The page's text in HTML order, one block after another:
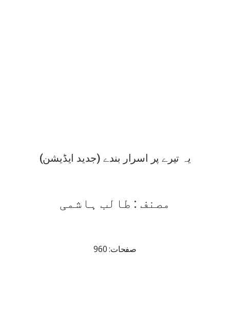
یہ تیرے پر اسرار بندے (جدید ایڈیشن)
مصنف : طالب ہاشمی
صفحات: 960